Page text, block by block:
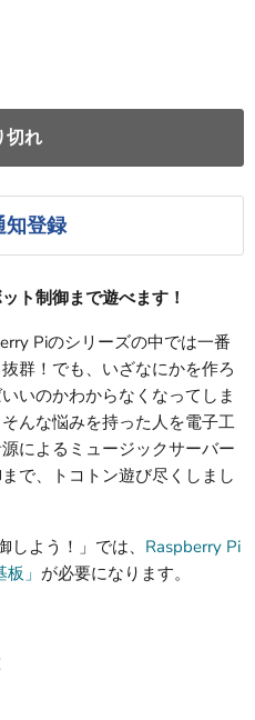
切れ
知登録
ト制御まで遊べます！
Piのシリーズの中では一番
群！でも、いざなにかを作ろ
いのかわからなくなってしま
んな悩みを持った人を電子工
によるミュージックサーバー
で、トコトン遊び尽くしまし
よう！」では、 Raspberry Pi
」 が必要になります。